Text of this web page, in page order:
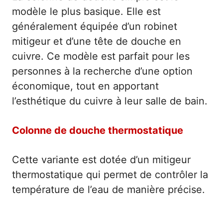
modèle le plus basique. Elle est
généralement équipée d’un robinet
mitigeur et d’une tête de douche en
cuivre. Ce modèle est parfait pour les
personnes à la recherche d’une option
économique, tout en apportant
l’esthétique du cuivre à leur salle de bain.
Colonne de douche thermostatique
Cette variante est dotée d’un mitigeur
thermostatique qui permet de contrôler la
température de l’eau de manière précise.